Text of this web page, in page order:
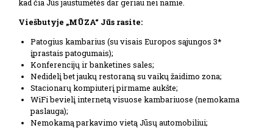
kad čia Jūs jaustumėtės dar geriau nei namie.
Viešbutyje „MŪZA“ Jūs rasite:
Patogius kambarius (su visais Europos sąjungos 3*
įprastais patogumais);
Konferencijų ir banketines sales;
Nedidelį bet jaukų restoraną su vaikų žaidimo zona;
Stacionarų kompiuterį pirmame aukšte;
WiFi bevielį internetą visuose kambariuose (nemokama
paslauga);
Nemokamą parkavimo vietą Jūsų automobiliui;